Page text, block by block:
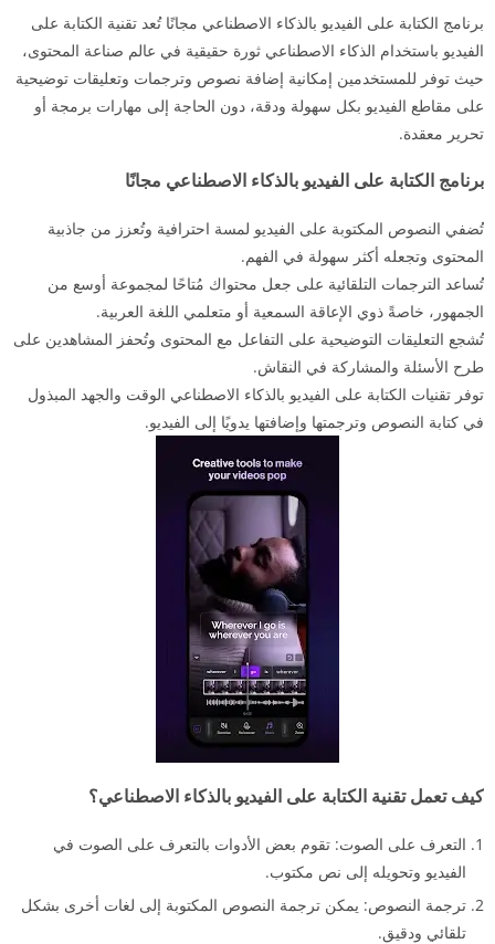
برنامج الكتابة على الفيديو بالذكاء الاصطناعي مجانًا تُعد تقنية الكتابة على
الفيديو باستخدام الذكاء الاصطناعي ثورة حقيقية في عالم صناعة المحتوى،
حيث توفر للمستخدمين إمكانية إضافة نصوص وترجمات وتعليقات توضيحية
على مقاطع الفيديو بكل سهولة ودقة، دون الحاجة إلى مهارات برمجة أو
تحرير معقدة.
برنامج الكتابة على الفيديو بالذكاء الاصطناعي مجانًا
تُضفي النصوص المكتوبة على الفيديو لمسة احترافية وتُعزز من جاذبية
المحتوى وتجعله أكثر سهولة في الفهم.
تُساعد الترجمات التلقائية على جعل محتواك مُتاحًا لمجموعة أوسع من
الجمهور، خاصةً ذوي الإعاقة السمعية أو متعلمي اللغة العربية.
تُشجع التعليقات التوضيحية على التفاعل مع المحتوى وتُحفز المشاهدين على
طرح الأسئلة والمشاركة في النقاش.
توفر تقنيات الكتابة على الفيديو بالذكاء الاصطناعي الوقت والجهد المبذول
في كتابة النصوص وترجمتها وإضافتها يدويًا إلى الفيديو.
كيف تعمل تقنية الكتابة على الفيديو بالذكاء الاصطناعي؟
التعرف على الصوت: تقوم بعض الأدوات بالتعرف على الصوت في
الفيديو وتحويله إلى نص مكتوب.
ترجمة النصوص: يمكن ترجمة النصوص المكتوبة إلى لغات أخرى بشكل
تلقائي ودقيق.